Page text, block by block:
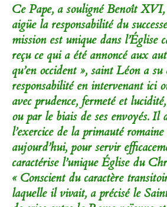
Ce Pape, a souligné Benoît
aigüe la responsabilité du
mission est unique dans l’Église
reçu ce qui a été annoncé aux
qu’en occident », saint Léon a su
responsabilité en intervenant ici
avec prudence, fermeté et
ou par le biais de ses envoyés. Il
l’exercice de la primauté
aujourd’hui, pour servir
caractérise l’unique Église du
« Conscient du caractère
laquelle il vivait, a précisé le